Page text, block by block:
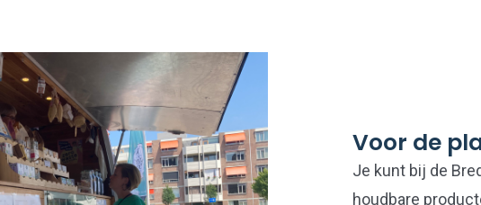
Voor de
Je kunt bij de
houdbare